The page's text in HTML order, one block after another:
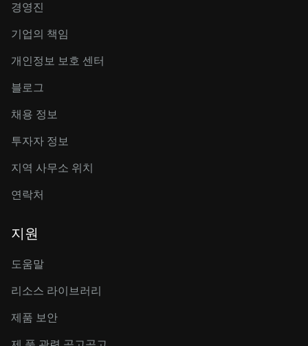
경영진
기업의 책임
개인정보 보호 센터
블로그
채용 정보
투자자 정보
지역 사무소 위치
연락처
지원
도움말
리소스 라이브러리
제품 보안